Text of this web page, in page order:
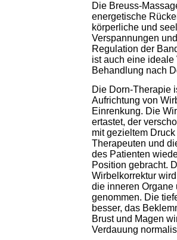
Die Breuss-
energetische
körperliche und
Verspannungen
Regulation der
ist auch eine ideale
Behandlung nach
Die Dorn-Therapie
Aufrichtung von
Einrenkung. Die
ertastet, der
mit gezieltem
Therapeuten und
des Patienten
Position gebracht.
Wirbelkorrektur
die inneren Organe
genommen. Die
besser, das
Brust und Magen
Verdauung